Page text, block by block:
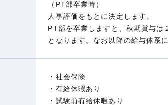
（PT部卒業時）
人事評価をもとに決定します。
PT部を卒業しますと、秋期賞与は
となります。なお以降の給与体系に
・社会保険
・有給休暇あり
・試験前有給休暇あり